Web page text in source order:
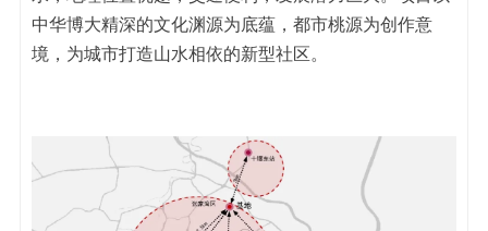
中华博大精深的文化渊源为底蕴，都市桃源为创作意
境，为城市打造山水相依的新型社区。